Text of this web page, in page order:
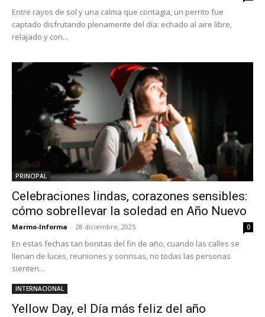
Entre rayos de sol y una calma que contagia, un perrito fue
captado disfrutando plenamente del día: echado al aire libre,
relajado y con...
PRINCIPAL
Celebraciones lindas, corazones sensibles:
cómo sobrellevar la soledad en Año Nuevo
Marmo-Informa - 28 diciembre, 2025 0
En estas fechas tan bonitas del fin de año, cuando las calles se
llenan de luces, reuniones y sonrisas, no todas las personas
sienten...
INTERNACIONAL
Yellow Day, el Día más feliz del año